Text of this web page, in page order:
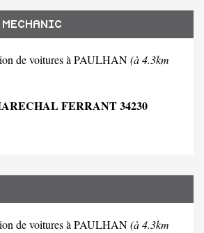
de voitures à PAULHAN(à 4.3km
FERRANT 34230
de voitures à PAULHAN(à 4.3km